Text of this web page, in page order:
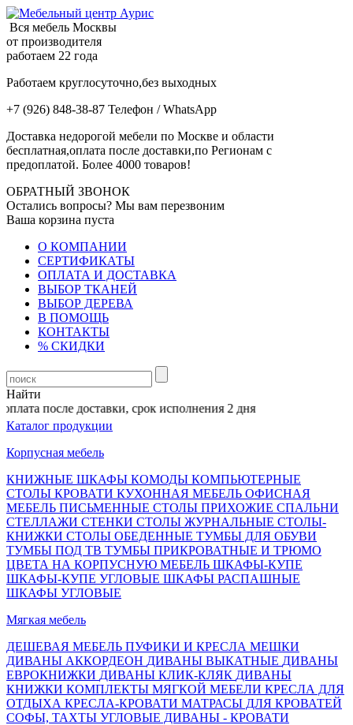
Вся мебель Москвы
от производителя
работаем 22 года
Работаем круглосуточно,без выходных
+7 (926) 848-38-87 Телефон / WhatsApp
Доставка недорогой мебели по Москве и области
бесплатная,оплата после доставки,по Регионам с
предоплатой. Более 4000 товаров!
ОБРАТНЫЙ ЗВОНОК
Остались вопросы? Мы вам перезвоним
Ваша корзина пуста
О КОМПАНИИ
СЕРТИФИКАТЫ
ОПЛАТА И ДОСТАВКА
ВЫБОР ТКАНЕЙ
ВЫБОР ДЕРЕВА
В ПОМОЩЬ
КОНТАКТЫ
% СКИДКИ
Найти
после доставки, срок исполнения 2 дня
Каталог продукции
Корпусная мебель
КНИЖНЫЕ ШКАФЫ КОМОДЫ КОМПЬЮТЕРНЫЕ
СТОЛЫ КРОВАТИ КУХОННАЯ МЕБЕЛЬ ОФИСНАЯ
МЕБЕЛЬ ПИСЬМЕННЫЕ СТОЛЫ ПРИХОЖИЕ СПАЛЬНИ
СТЕЛЛАЖИ СТЕНКИ СТОЛЫ ЖУРНАЛЬНЫЕ СТОЛЫ-
КНИЖКИ СТОЛЫ ОБЕДЕННЫЕ ТУМБЫ ДЛЯ ОБУВИ
ТУМБЫ ПОД ТВ ТУМБЫ ПРИКРОВАТНЫЕ И ТРЮМО
ЦВЕТА НА КОРПУСНУЮ МЕБЕЛЬ ШКАФЫ-КУПЕ
ШКАФЫ-КУПЕ УГЛОВЫЕ ШКАФЫ РАСПАШНЫЕ
ШКАФЫ УГЛОВЫЕ
Мягкая мебель
ДЕШЕВАЯ МЕБЕЛЬ ПУФИКИ И КРЕСЛА МЕШКИ
ДИВАНЫ АККОРДЕОН ДИВАНЫ ВЫКАТНЫЕ ДИВАНЫ
ЕВРОКНИЖКИ ДИВАНЫ КЛИК-КЛЯК ДИВАНЫ
КНИЖКИ КОМПЛЕКТЫ МЯГКОЙ МЕБЕЛИ КРЕСЛА ДЛЯ
ОТДЫХА КРЕСЛА-КРОВАТИ МАТРАСЫ ДЛЯ КРОВАТЕЙ
СОФЫ, ТАХТЫ УГЛОВЫЕ ДИВАНЫ - КРОВАТИ